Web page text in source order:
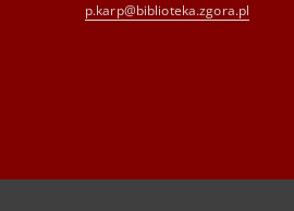
p.karp@biblioteka.zgora.pl